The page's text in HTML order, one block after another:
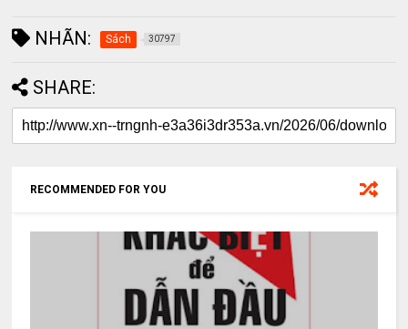
NHÃN: Sách 30797
SHARE:
RECOMMENDED FOR YOU